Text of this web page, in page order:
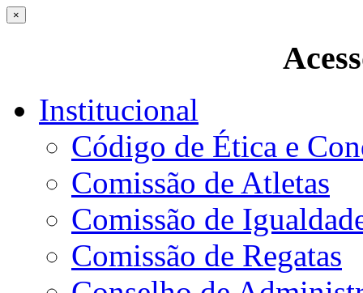
×
Institucional
Código de Ética e
Comissão de Atletas
Comissão de
Comissão de Regatas